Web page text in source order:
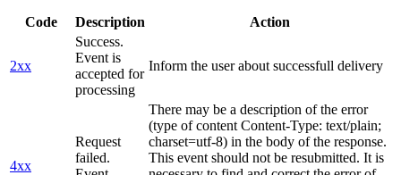
Code Description Action
2xx
Success.
Event is
accepted for
processing
Inform the user about successfull delivery
4xx
Request
failed.
There may be a description of the error
(type of content Content-Type: text/plain;
charset=utf-8) in the body of the response.
This event should not be resubmitted. It is